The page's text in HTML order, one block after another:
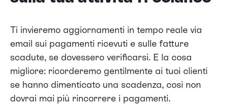
Ti invieremo aggiornamenti in tempo reale via
email sui pagamenti ricevuti e sulle fatture
scadute, se dovessero verificarsi. E la cosa
migliore: ricorderemo gentilmente ai tuoi clienti
se hanno dimenticato una scadenza, così non
dovrai mai più rincorrere i pagamenti.